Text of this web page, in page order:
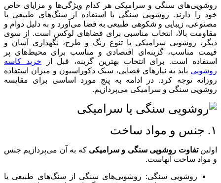
روشویی‌های سنگی و سرامیکی هر کدام ویژگی‌ها و مزایای خاص
خود را دارند. روشویی سنگی با استفاده از سنگ‌های طبیعی یا
مصنوعی، زیبایی و شکوهی طبیعی به فضا می‌آورد و به دلیل دوام و
مقاومت بالا، انتخاب مناسبی برای فضاهای لوکس است. از سوی
دیگر، روشویی سرامیکی با تنوع رنگ و طرح، نگهداری آسان و
قیمت مناسب، گزینه‌ای اقتصادی و مناسب برای محیط‌های پر
استفاده است. برای انتخاب بهترین گزینه، قبل از خرید کاسه
روشویی باید به نیازهای فضایی، سبک دکوراسیون و میزان استفاده
روزانه توجه کرد. در ادامه به پنج مورد اساسی برای مقایسه
روشویی سنگی و سرامیکی می‌پردازیم.
۱. جنس و مواد ساخت
اولینتفاوت روشویی سنگی و سرامیکی که به آن می‌پردازیم جنس
و مواد ساخت آنهاست.
روشویی سنگی: روشویی‌های سنگی از سنگ‌های طبیعی یا